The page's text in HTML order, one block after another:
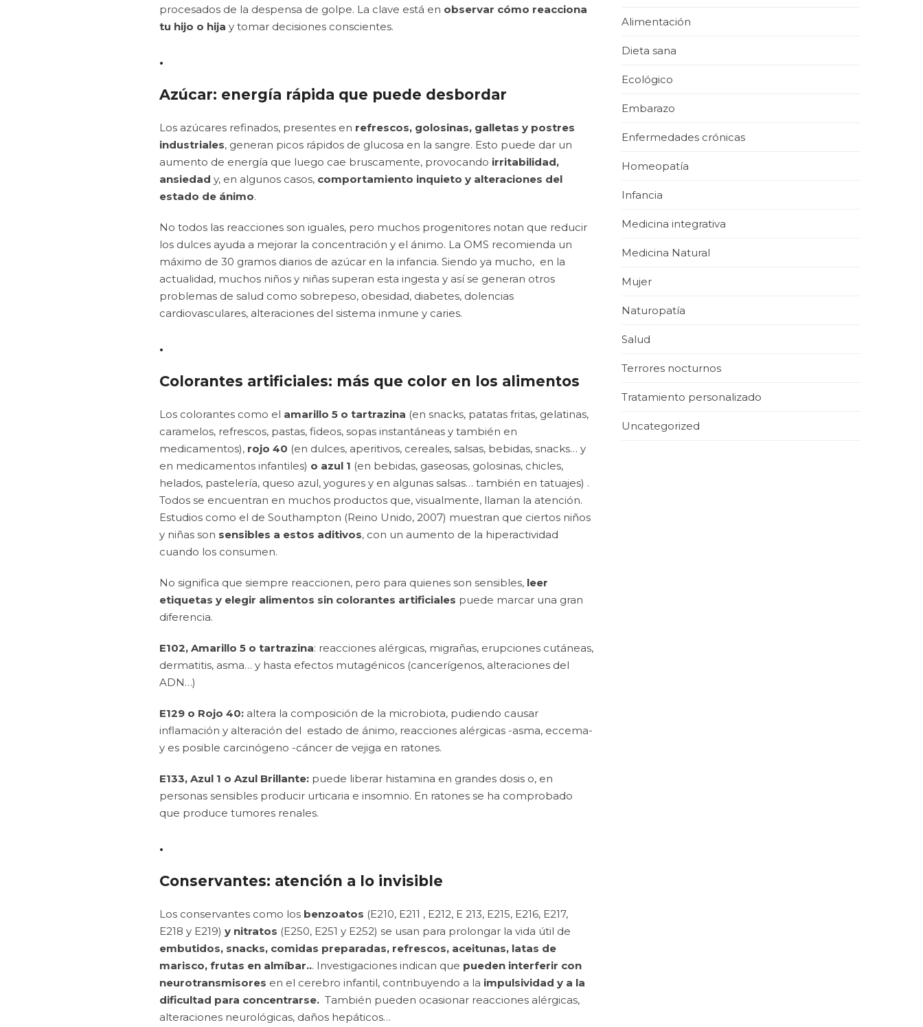
procesados de la despensa de golpe. La clave está en observar cómo reacciona
tu hijo o hija y tomar decisiones conscientes.
.
Azúcar: energía rápida que puede desbordar
Los azúcares refinados, presentes en refrescos, golosinas, galletas y postres
industriales, generan picos rápidos de glucosa en la sangre. Esto puede dar un
aumento de energía que luego cae bruscamente, provocando irritabilidad,
ansiedad y, en algunos casos, comportamiento inquieto y alteraciones del
estado de ánimo.
No todos las reacciones son iguales, pero muchos progenitores notan que reducir
los dulces ayuda a mejorar la concentración y el ánimo. La OMS recomienda un
máximo de 30 gramos diarios de azúcar en la infancia. Siendo ya mucho, en la
actualidad, muchos niños y niñas superan esta ingesta y así se generan otros
problemas de salud como sobrepeso, obesidad, diabetes, dolencias
cardiovasculares, alteraciones del sistema inmune y caries.
.
Colorantes artificiales: más que color en los alimentos
Los colorantes como el amarillo 5 o tartrazina (en snacks, patatas fritas, gelatinas,
caramelos, refrescos, pastas, fideos, sopas instantáneas y también en
medicamentos), rojo 40 (en dulces, aperitivos, cereales, salsas, bebidas, snacks… y
en medicamentos infantiles) o azul 1 (en bebidas, gaseosas, golosinas, chicles,
helados, pastelería, queso azul, yogures y en algunas salsas… también en tatuajes) .
Todos se encuentran en muchos productos que, visualmente, llaman la atención.
Estudios como el de Southampton (Reino Unido, 2007) muestran que ciertos niños
y niñas son sensibles a estos aditivos, con un aumento de la hiperactividad
cuando los consumen.
No significa que siempre reaccionen, pero para quienes son sensibles, leer
etiquetas y elegir alimentos sin colorantes artificiales puede marcar una gran
diferencia.
E102, Amarillo 5 o tartrazina: reacciones alérgicas, migrañas, erupciones cutáneas,
dermatitis, asma… y hasta efectos mutagénicos (cancerígenos, alteraciones del
ADN…)
E129 o Rojo 40: altera la composición de la microbiota, pudiendo causar
inflamación y alteración del estado de ánimo, reacciones alérgicas -asma, eccema-
y es posible carcinógeno -cáncer de vejiga en ratones.
E133, Azul 1 o Azul Brillante: puede liberar histamina en grandes dosis o, en
personas sensibles producir urticaria e insomnio. En ratones se ha comprobado
que produce tumores renales.
.
Conservantes: atención a lo invisible
Los conservantes como los benzoatos (E210, E211 , E212, E 213, E215, E216, E217,
E218 y E219) y nitratos (E250, E251 y E252) se usan para prolongar la vida útil de
embutidos, snacks, comidas preparadas, refrescos, aceitunas, latas de
marisco, frutas en almíbar... Investigaciones indican que pueden interferir con
neurotransmisores en el cerebro infantil, contribuyendo a la impulsividad y a la
dificultad para concentrarse. También pueden ocasionar reacciones alérgicas,
alteraciones neurológicas, daños hepáticos…
Alimentación
Dieta sana
Ecológico
Embarazo
Enfermedades crónicas
Homeopatía
Infancia
Medicina integrativa
Medicina Natural
Mujer
Naturopatía
Salud
Terrores nocturnos
Tratamiento personalizado
Uncategorized